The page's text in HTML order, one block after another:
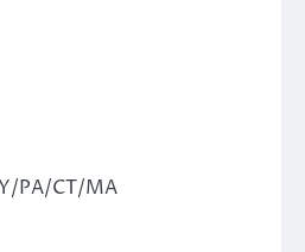
PA/CT/MA